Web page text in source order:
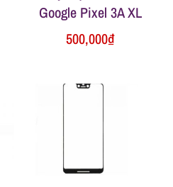
Google Pixel 3A XL
500,000₫